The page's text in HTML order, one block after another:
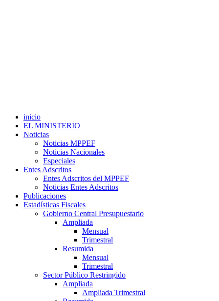
inicio
EL MINISTERIO
Noticias
Noticias MPPEF
Noticias Nacionales
Especiales
Entes Adscritos
Entes Adscritos del MPPEF
Noticias Entes Adscritos
Publicaciones
Estadísticas Fiscales
Gobierno Central Presupuestario
Ampliada
Mensual
Trimestral
Resumida
Mensual
Trimestral
Sector Público Restringido
Ampliada
Ampliada Trimestral